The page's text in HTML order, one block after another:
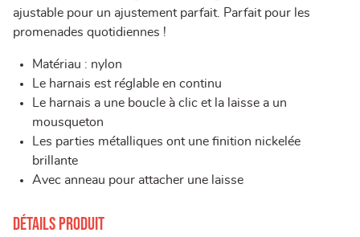
ajustable pour un ajustement parfait. Parfait pour les
promenades quotidiennes !
Matériau : nylon
Le harnais est réglable en continu
Le harnais a une boucle à clic et la laisse a un
mousqueton
Les parties métalliques ont une finition nickelée
brillante
Avec anneau pour attacher une laisse
Détails produit